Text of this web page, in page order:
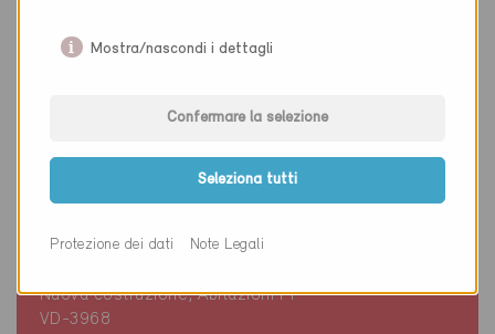
Nuova costruzione, Abitazioni PF
VD-3968
Mostra/nascondi i dettagli
Confermare la selezione
Seleziona tutti
Protezione dei dati Note Legali